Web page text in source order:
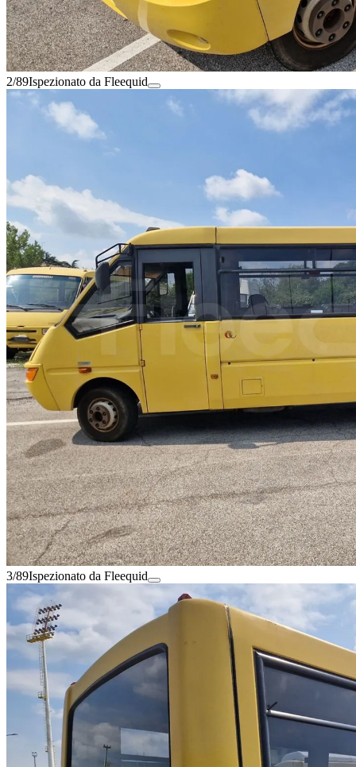
2/89Ispezionato da Fleequid
3/89Ispezionato da Fleequid